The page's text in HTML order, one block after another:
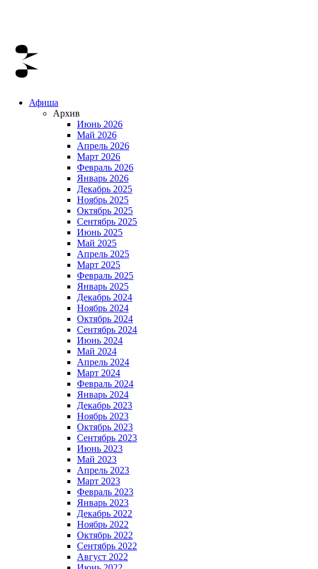
Афиша
Архив
Июнь 2026
Май 2026
Апрель 2026
Март 2026
Февраль 2026
Январь 2026
Декабрь 2025
Ноябрь 2025
Октябрь 2025
Сентябрь 2025
Июнь 2025
Май 2025
Апрель 2025
Март 2025
Февраль 2025
Январь 2025
Декабрь 2024
Ноябрь 2024
Октябрь 2024
Сентябрь 2024
Июнь 2024
Май 2024
Апрель 2024
Март 2024
Февраль 2024
Январь 2024
Декабрь 2023
Ноябрь 2023
Октябрь 2023
Сентябрь 2023
Июнь 2023
Май 2023
Апрель 2023
Март 2023
Февраль 2023
Январь 2023
Декабрь 2022
Ноябрь 2022
Октябрь 2022
Сентябрь 2022
Август 2022